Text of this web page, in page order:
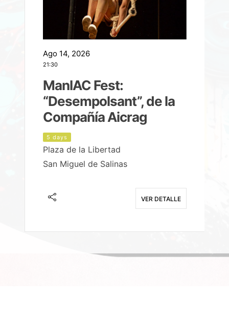
Ago 14, 2026
21:30
ManIAC Fest:
“Desempolsant”, de la
Compañía Aicrag
5 days
Plaza de la Libertad
San Miguel de Salinas
VER DETALLE